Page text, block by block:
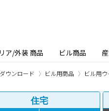
ア/外装 商品 ビル商品
ウンロード ビル用商品 ビル用
住宅